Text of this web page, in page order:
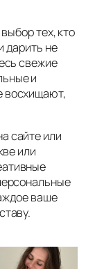
тех, кто
дарить не
свежие
и
восхищают,
сайте или
или
ваше